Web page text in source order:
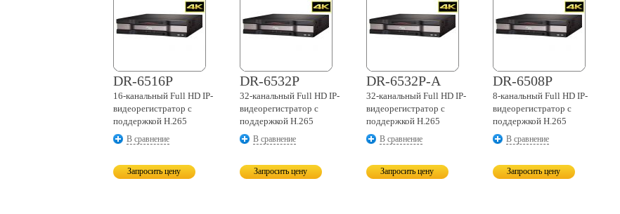
DR-6516P
16-канальный Full HD IP-
видеорегистратор с
поддержкой H.265
В сравнение
Запросить цену
DR-6532P
32-канальный Full HD IP-
видеорегистратор с
поддержкой H.265
В сравнение
Запросить цену
DR-6532P-A
32-канальный Full HD IP-
видеорегистратор с
поддержкой H.265
В сравнение
Запросить цену
DR-6508P
8-канальный Full HD IP-
видеорегистратор с
поддержкой H.265
В сравнение
Запросить цену